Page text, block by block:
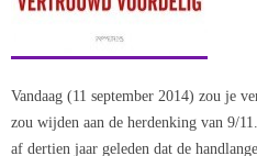
Vandaag (11 september 2014) zou je
zou wijden aan de herdenking van 9/
af dertien jaar geleden dat de